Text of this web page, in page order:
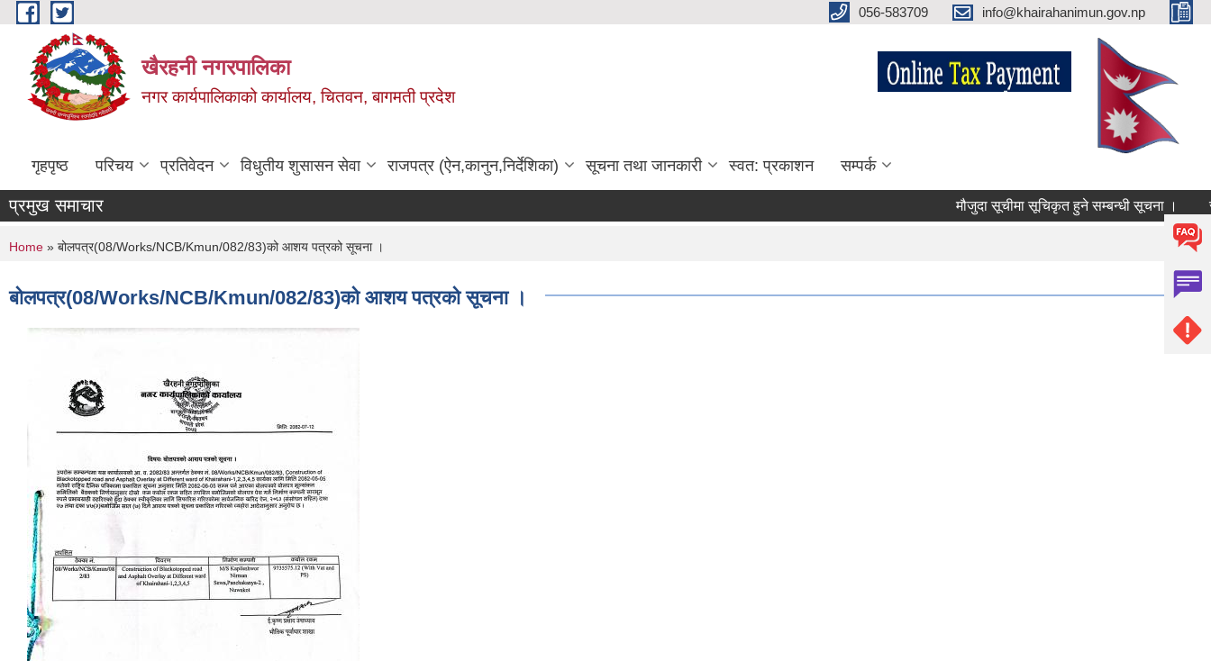
Skip to main content 056-583709 info@khairahanimun.gov.np
खैरहनी नगरपालिका
नगर कार्यपालिकाको कार्यालय, चितवन, बागमती प्रदेश
गृहपृष्ठ परिचय प्रतिवेदन विधुतीय शुसासन सेवा राजपत्र (ऐन,कानुन,निर्देशिका) सूचना तथा जानकारी स्वत: प्रकाशन सम्पर्क
प्रमुख समाचार मौजुदा सूचीमा सूचिकृत हुने सम्बन्धी सूचना ।
You are here
Home » बोलपत्र(08/Works/NCB/Kmun/082/83)को आशय पत्रको सूचना ।
बोलपत्र(08/Works/NCB/Kmun/082/83)को आशय पत्रको सूचना ।